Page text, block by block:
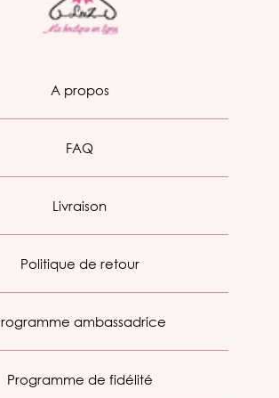
A propos
FAQ
Livraison
Politique de retour
ambassadrice
Programme de fidélité